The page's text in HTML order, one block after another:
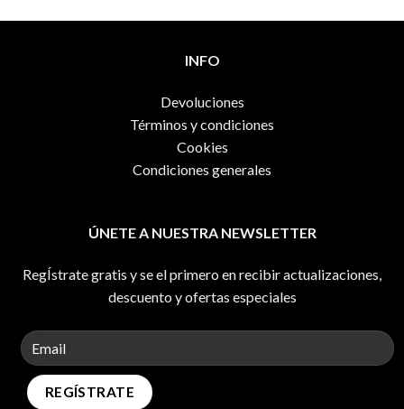
INFO
Devoluciones
Términos y condiciones
Cookies
Condiciones generales
ÚNETE A NUESTRA NEWSLETTER
RegÍstrate gratis y se el primero en recibir actualizaciones,
descuento y ofertas especiales